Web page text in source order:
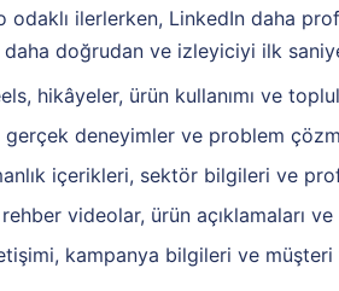
odaklı ilerlerken, LinkedIn daha
daha doğrudan ve izleyiciyi ilk
hikâyeler, ürün kullanımı ve
gerçek deneyimler ve problem
içerikleri, sektör bilgileri ve
videolar, ürün açıklamaları
kampanya bilgileri ve müşteri